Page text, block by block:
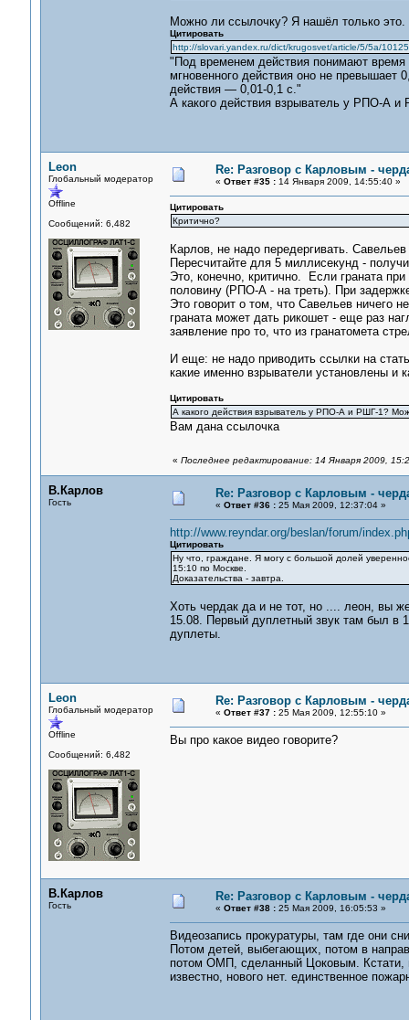
Можно ли ссылочку? Я нашёл только это.
Цитировать
http://slovari.yandex.ru/dict/krugosvet/article/5/5a/
"Под временем действия понимают время
мгновенного действия оно не превышает
действия — 0,01-0,1 с."
А какого действия взрыватель у РПО-А
Leon
Глобальный модератор
Offline
Сообщений: 6,482
Re: Разговор с Карловым -
« Ответ #35 :14 Января 2009, 14:55:40 »
Цитировать
Критично?
Карлов, не надо передергивать.
Пересчитайте для 5 миллисекунд -
Это, конечно, критично. Если граната
половину (РПО-А - на треть). При
Это говорит о том, что Савельев ничего
граната может дать рикошет - еще раз
заявление про то, что из гранатомета
И еще: не надо приводить ссылки на
какие именно взрыватели установлены и
Цитировать
А какого действия взрыватель у РПО-А и РШГ-1?
Вам дана ссылочка
« Последнее редактирование: 14 Января 2009,
В.Карлов
Гость
Re: Разговор с Карловым -
« Ответ #36 :25 Мая 2009, 12:37:04 »
http://www.reyndar.org/beslan/forum/
Цитировать
Ну что, граждане. Я могу с большой долей
15:10 по Москве.
Доказательства - завтра.
Хоть чердак да и не тот, но .... леон, вы
15.08. Первый дуплетный звук там был в
дуплеты.
Leon
Глобальный модератор
Offline
Сообщений: 6,482
Re: Разговор с Карловым -
« Ответ #37 :25 Мая 2009, 12:55:10 »
Вы про какое видео говорите?
В.Карлов
Гость
Re: Разговор с Карловым -
« Ответ #38 :25 Мая 2009, 16:05:53 »
Видеозапись прокуратуры, там где они
Потом детей, выбегающих, потом в
потом ОМП, сделанный Цоковым. Кстати,
известно, нового нет. единственное